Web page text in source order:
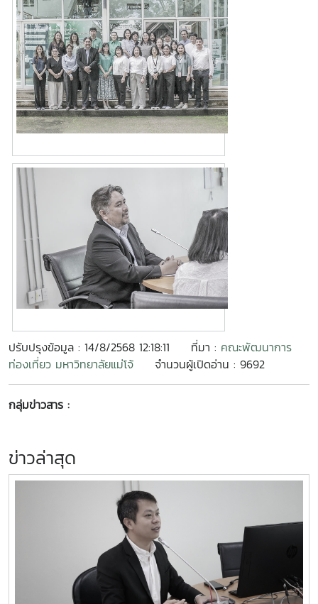
ปรับปรุงข้อมูล : 14/8/2568 12:18:11 ที่มา : คณะพัฒนาการ
ท่องเที่ยว มหาวิทยาลัยแม่โจ้
จำนวนผู้เปิดอ่าน : 9692
กลุ่มข่าวสาร :
ข่าวล่าสุด